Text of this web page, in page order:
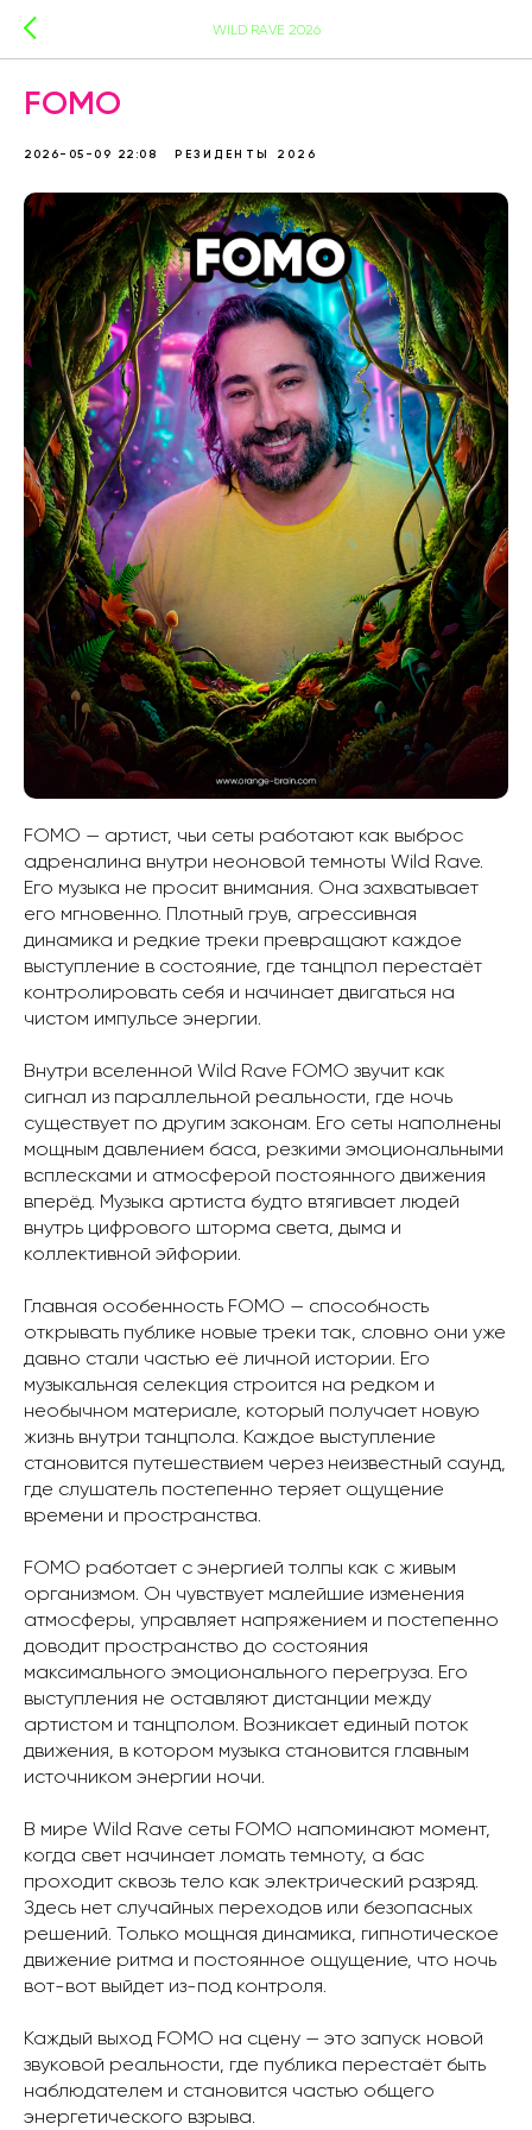
WILD RAVE 2026
FOMO
2026-05-09 22:08 РЕЗИДЕНТЫ 2026
FOMO — артист, чьи сеты работают как выброс
адреналина внутри неоновой темноты Wild Rave.
Его музыка не просит внимания. Она захватывает
его мгновенно. Плотный грув, агрессивная
динамика и редкие треки превращают каждое
выступление в состояние, где танцпол перестаёт
контролировать себя и начинает двигаться на
чистом импульсе энергии.
Внутри вселенной Wild Rave FOMO звучит как
сигнал из параллельной реальности, где ночь
существует по другим законам. Его сеты наполнены
мощным давлением баса, резкими эмоциональными
всплесками и атмосферой постоянного движения
вперёд. Музыка артиста будто втягивает людей
внутрь цифрового шторма света, дыма и
коллективной эйфории.
Главная особенность FOMO — способность
открывать публике новые треки так, словно они уже
давно стали частью её личной истории. Его
музыкальная селекция строится на редком и
необычном материале, который получает новую
жизнь внутри танцпола. Каждое выступление
становится путешествием через неизвестный саунд,
где слушатель постепенно теряет ощущение
времени и пространства.
FOMO работает с энергией толпы как с живым
организмом. Он чувствует малейшие изменения
атмосферы, управляет напряжением и постепенно
доводит пространство до состояния
максимального эмоционального перегруза. Его
выступления не оставляют дистанции между
артистом и танцполом. Возникает единый поток
движения, в котором музыка становится главным
источником энергии ночи.
В мире Wild Rave сеты FOMO напоминают момент,
когда свет начинает ломать темноту, а бас
проходит сквозь тело как электрический разряд.
Здесь нет случайных переходов или безопасных
решений. Только мощная динамика, гипнотическое
движение ритма и постоянное ощущение, что ночь
вот-вот выйдет из-под контроля.
Каждый выход FOMO на сцену — это запуск новой
звуковой реальности, где публика перестаёт быть
наблюдателем и становится частью общего
энергетического взрыва.